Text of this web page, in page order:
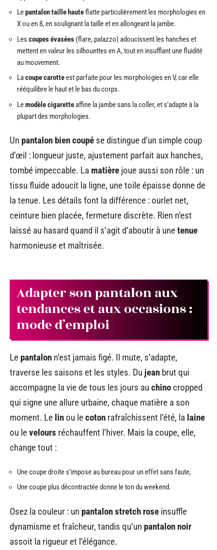
Lepantalon taille hauteflatte particulièrement les morphologies en
X ou en 8, en soulignant la taille et en allongeant la jambe.
Les coupes évasées (flare, palazzo) adoucissent les hanches et
mettent en valeur les silhouettes en A, tout en insufflant une fluidité
au mouvement.
Lacoupe carotteest parfaite pour les morphologies en V, car elle
rééquilibre le haut et le bas du corps.
Lemodèle cigaretteaffine la jambe sans la coller, et s’adapte à la
plupart des morphologies.
Un pantalon bien coupé se distingue d’un simple coup
d’œil : longueur juste, ajustement parfait aux hanches,
tombé impeccable. La matière joue aussi son rôle : un
tissu fluide adoucit la ligne, une toile épaisse donne de
la tenue. Les détails font la différence : ourlet net,
ceinture bien placée, fermeture discrète. Rien n’est
laissé au hasard quand il s’agit d’aboutir à unetenue
harmonieuse et maîtrisée.
Adapter son pantalon aux
tendances et aux occasions :
mode d’emploi
Le pantalon n’est jamais figé. Il mute, s’adapte,
traverse les saisons et les styles. Du jean brut qui
accompagne la vie de tous les jours au chino cropped
qui signe une allure urbaine, chaque matière a son
moment. Le lin ou lecoton rafraîchissent l’été, la laine
ou levelours réchauffent l’hiver. Mais la coupe, elle,
change tout :
Une coupe droite s’impose au bureau pour un effet sans faute,
Une coupe plus décontractée donne le ton du weekend.
Osez la couleur : un pantalon stretch rose insuffle
dynamisme et fraîcheur, tandis qu’un pantalon noir
assoit la rigueur et l’élégance.